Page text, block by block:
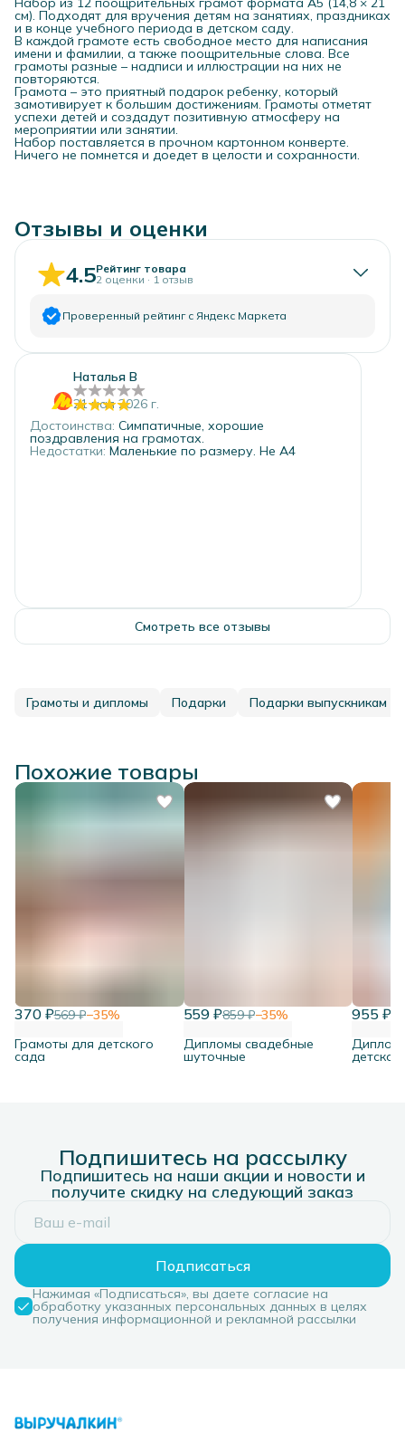
см). Подходят для вручения детям на занятиях, праздниках
и в конце учебного периода в детском саду.
В каждой грамоте есть свободное место для написания
имени и фамилии, а также поощрительные слова. Все
грамоты разные – надписи и иллюстрации на них не
повторяются.
Грамота – это приятный подарок ребенку, который
замотивирует к большим достижениям. Грамоты отметят
успехи детей и создадут позитивную атмосферу на
мероприятии или занятии.
Набор поставляется в прочном картонном конверте.
Ничего не помнется и доедет в целости и сохранности.
Отзывы и оценки
4.5Рейтинг товара
2 оценки · 1 отзыв
Проверенный рейтинг с Яндекс Маркета
5 звёзд
1
звезды
звезды
2 звезды
1 звезда
Наталья В
21 мая 2026 г.
Достоинства: Симпатичные, хорошие
поздравления на грамотах.
Недостатки: Маленькие по размеру. Не А4
Смотреть все отзывы
Грамоты и дипломы Подарки Подарки выпускникам
Похожие товары
370 ₽569 ₽−35%
Грамоты для детского
сада
559 ₽859 ₽−35%
Дипломы свадебные
шуточные
955 ₽
Подпишитесь на рассылку
Подпишитесь на наши акции и новости и
получите скидку на следующий заказ
Подписаться
Нажимая «Подписаться», вы даете согласие на
обработку указанных персональных данных в целях
получения информационной и рекламной рассылки